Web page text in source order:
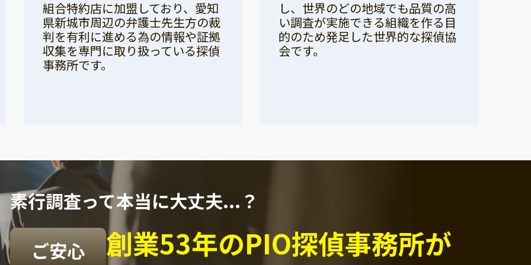
組合特約店に加盟しており、愛知
県新城市周辺の弁護士先生方の裁
判を有利に進める為の情報や証拠
収集を専門に取り扱っている探偵
事務所です。
し、世界のどの地域でも品質の高
い調査が実施できる組織を作る目
的のため発足した世界的な探偵協
会です。
素行調査って本当に大丈夫...？
ご安心
創業53年のPIO探偵事務所が